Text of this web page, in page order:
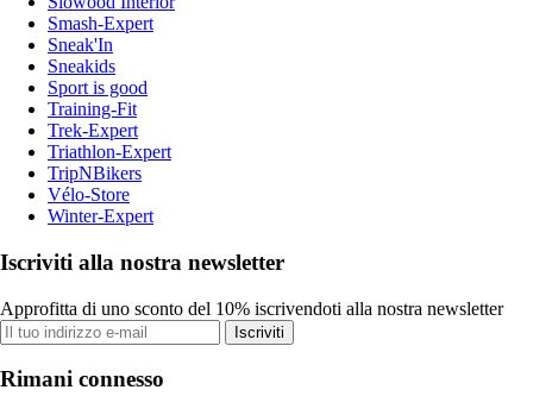
Smash-Expert
Sneak'In
Sneakids
Sport is good
Training-Fit
Trek-Expert
Triathlon-Expert
TripNBikers
Vélo-Store
Winter-Expert
Iscriviti alla nostra newsletter
Approfitta di uno sconto del 10% iscrivendoti alla nostra newsletter
Iscriviti
Rimani connesso